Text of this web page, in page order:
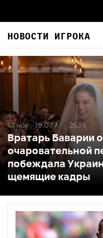
НОВОСТИ ИГРОКА
Вратарь Баварии
очаровательной
побеждала
щемящие кадры
13 ноя , 19:07 / 2538